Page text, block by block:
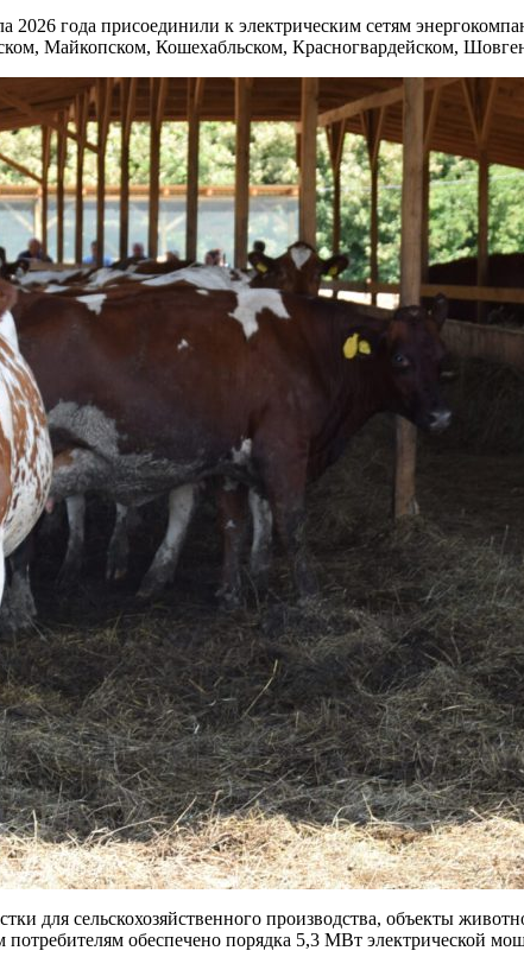
года присоединили к электрическим сетям
Майкопском, Кошехабльском, Красногвардейском,
для сельскохозяйственного производства, объекты
обеспечено порядка 5,3 МВт электрической